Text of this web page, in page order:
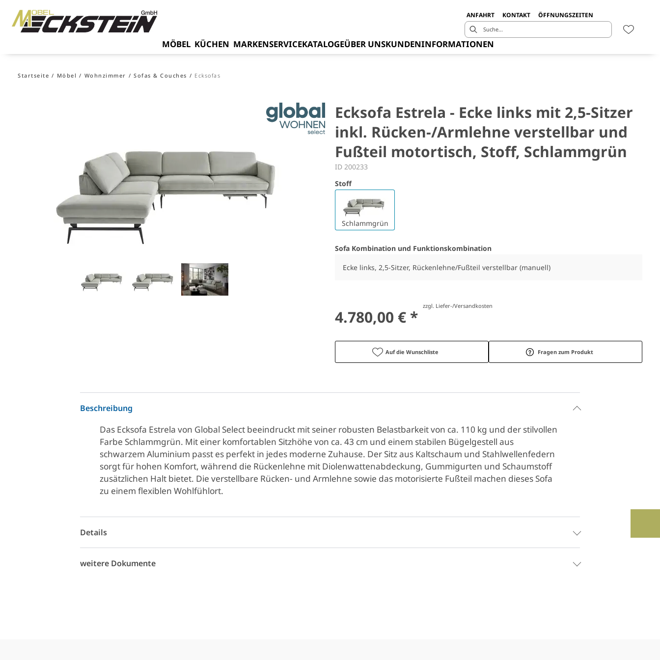
ANFAHRT KONTAKT ÖFFNUNGSZEITEN
MÖBEL KÜCHEN MARKENSERVICEKATALOGEÜBER UNSKUNDENINFORMATIONEN
Startseite Möbel Wohnzimmer Sofas & Couches Ecksofas
Ecksofa Estrela - Ecke links mit 2,5-Sitzer
inkl. Rücken-/Armlehne verstellbar und
Fußteil motortisch, Stoff, Schlammgrün
ID 200233
Stoff
Schlammgrün
Sofa Kombination und Funktionskombination
Ecke links, 2,5-Sitzer, Rückenlehne/Fußteil verstellbar (manuell)
4.780,00 € *
zzgl. Liefer-/Versandkosten
Auf die Wunschliste Fragen zum Produkt
Beschreibung
Das Ecksofa Estrela von Global Select beeindruckt mit seiner robusten Belastbarkeit von ca. 110 kg und der stilvollen
Farbe Schlammgrün. Mit einer komfortablen Sitzhöhe von ca. 43 cm und einem stabilen Bügelgestell aus
schwarzem Aluminium passt es perfekt in jedes moderne Zuhause. Der Sitz aus Kaltschaum und Stahlwellenfedern
sorgt für hohen Komfort, während die Rückenlehne mit Diolenwattenabdeckung, Gummigurten und Schaumstoff
zusätzlichen Halt bietet. Die verstellbare Rücken- und Armlehne sowie das motorisierte Fußteil machen dieses Sofa
zu einem flexiblen Wohlfühlort.
Details
weitere Dokumente